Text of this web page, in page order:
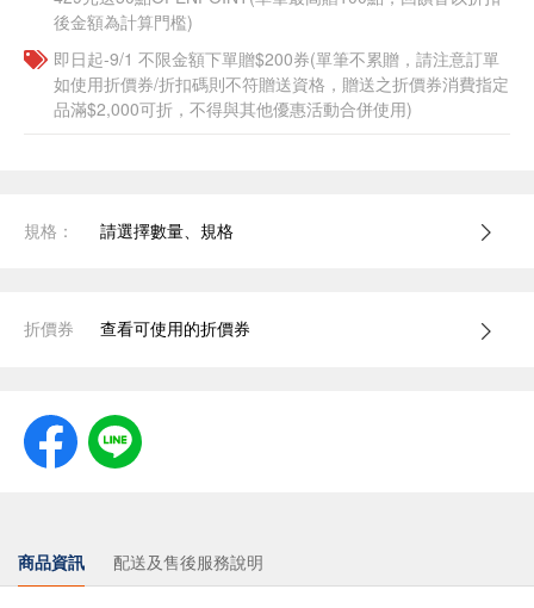
後金額為計算門檻)
即日起-9/1 不限金額下單贈$200券(單筆不累贈，請注意訂單
如使用折價券/折扣碼則不符贈送資格，贈送之折價券消費指定
品滿$2,000可折，不得與其他優惠活動合併使用)
規格： 請選擇數量、規格
折價券 查看可使用的折價券
商品資訊 配送及售後服務說明